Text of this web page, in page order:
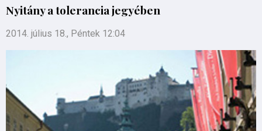
Nyitány a tolerancia jegyében
2014. július 18., Péntek 12:04